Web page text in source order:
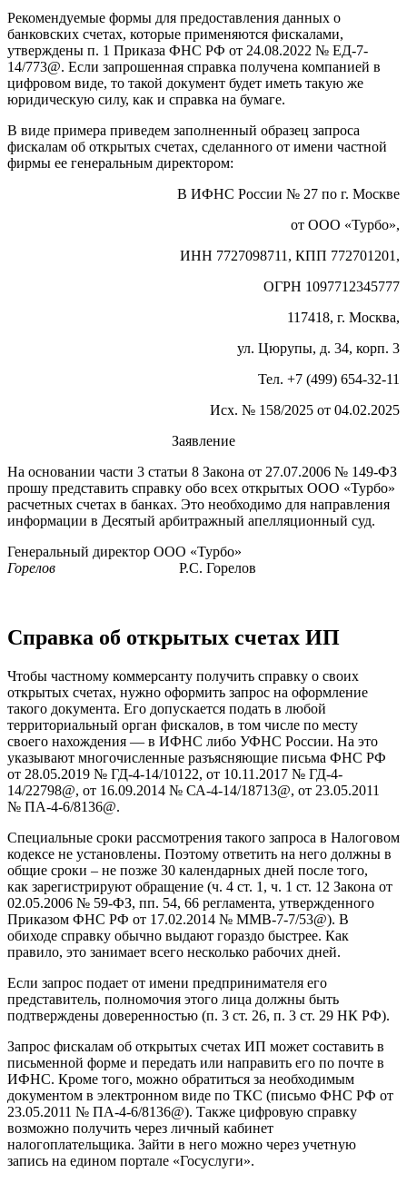
Рекомендуемые формы для предоставления данных о
банковских счетах, которые применяются фискалами,
утверждены п. 1 Приказа ФНС РФ от 24.08.2022 № ЕД-7-
14/773@. Если запрошенная справка получена компанией в
цифровом виде, то такой документ будет иметь такую же
юридическую силу, как и справка на бумаге.
В виде примера приведем заполненный образец запроса
фискалам об открытых счетах, сделанного от имени частной
фирмы ее генеральным директором:
В ИФНС России № 27 по г. Москве
от ООО «Турбо»,
ИНН 7727098711, КПП 772701201,
ОГРН 1097712345777
117418, г. Москва,
ул. Цюрупы, д. 34, корп. 3
Тел. +7 (499) 654-32-11
Исх. № 158/2025 от 04.02.2025
Заявление
На основании части 3 статьи 8 Закона от 27.07.2006 № 149-ФЗ
прошу представить справку обо всех открытых ООО «Турбо»
расчетных счетах в банках. Это необходимо для направления
информации в Десятый арбитражный апелляционный суд.
Генеральный директор ООО «Турбо»
Горелов Р.С. Горелов
Справка об открытых счетах ИП
Чтобы частному коммерсанту получить справку о своих
открытых счетах, нужно оформить запрос на оформление
такого документа. Его допускается подать в любой
территориальный орган фискалов, в том числе по месту
своего нахождения — в ИФНС либо УФНС России. На это
указывают многочисленные разъясняющие письма ФНС РФ
от 28.05.2019 № ГД-4-14/10122, от 10.11.2017 № ГД-4-
14/22798@, от 16.09.2014 № СА-4-14/18713@, от 23.05.2011
№ ПА-4-6/8136@.
Специальные сроки рассмотрения такого запроса в Налоговом
кодексе не установлены. Поэтому ответить на него должны в
общие сроки – не позже 30 календарных дней после того,
как зарегистрируют обращение (ч. 4 ст. 1, ч. 1 ст. 12 Закона от
02.05.2006 № 59-ФЗ, пп. 54, 66 регламента, утвержденного
Приказом ФНС РФ от 17.02.2014 № ММВ-7-7/53@). В
обиходе справку обычно выдают гораздо быстрее. Как
правило, это занимает всего несколько рабочих дней.
Если запрос подает от имени предпринимателя его
представитель, полномочия этого лица должны быть
подтверждены доверенностью (п. 3 ст. 26, п. 3 ст. 29 НК РФ).
Запрос фискалам об открытых счетах ИП может составить в
письменной форме и передать или направить его по почте в
ИФНС. Кроме того, можно обратиться за необходимым
документом в электронном виде по ТКС (письмо ФНС РФ от
23.05.2011 № ПА-4-6/8136@). Также цифровую справку
возможно получить через личный кабинет
налогоплательщика. Зайти в него можно через учетную
запись на едином портале «Госуслуги».